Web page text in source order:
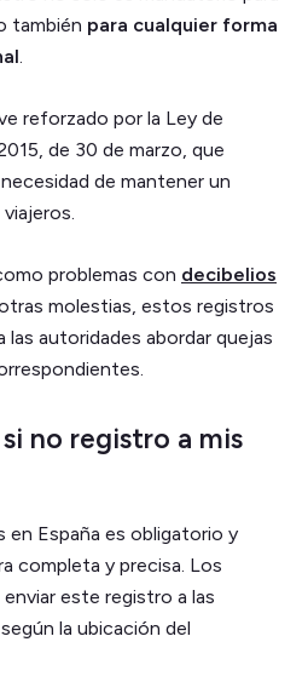
también para cualquier forma
.
reforzado por la Ley de
de 30 de marzo, que
de mantener un
problemas con decibelios
molestias, estos registros
las autoridades abordar quejas
no registro a mis
en España es obligatorio y
completa y precisa. Los
este registro a las
la ubicación del